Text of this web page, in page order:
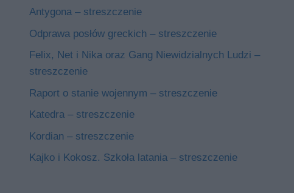
Antygona – streszczenie
Odprawa posłów greckich – streszczenie
Felix, Net i Nika oraz Gang Niewidzialnych Ludzi –
streszczenie
Raport o stanie wojennym – streszczenie
Katedra – streszczenie
Kordian – streszczenie
Kajko i Kokosz. Szkoła latania – streszczenie